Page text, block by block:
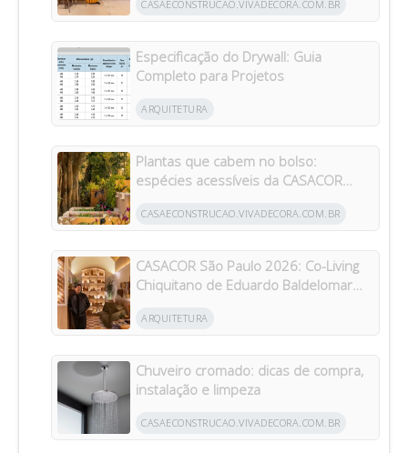
CASAECONSTRUCAO.VIVADECORA.COM.BR
Especificação do Drywall: Guia
Completo para Projetos
ARQUITETURA
Plantas que cabem no bolso:
espécies acessíveis da CASACOR
CASAECONSTRUCAO.VIVADECORA.COM.BR
CASACOR São Paulo 2026: Co-Living
Chiquitano de Eduardo Baldelomar
ARQUITETURA
Chuveiro cromado: dicas de compra,
instalação e limpeza
CASAECONSTRUCAO.VIVADECORA.COM.BR